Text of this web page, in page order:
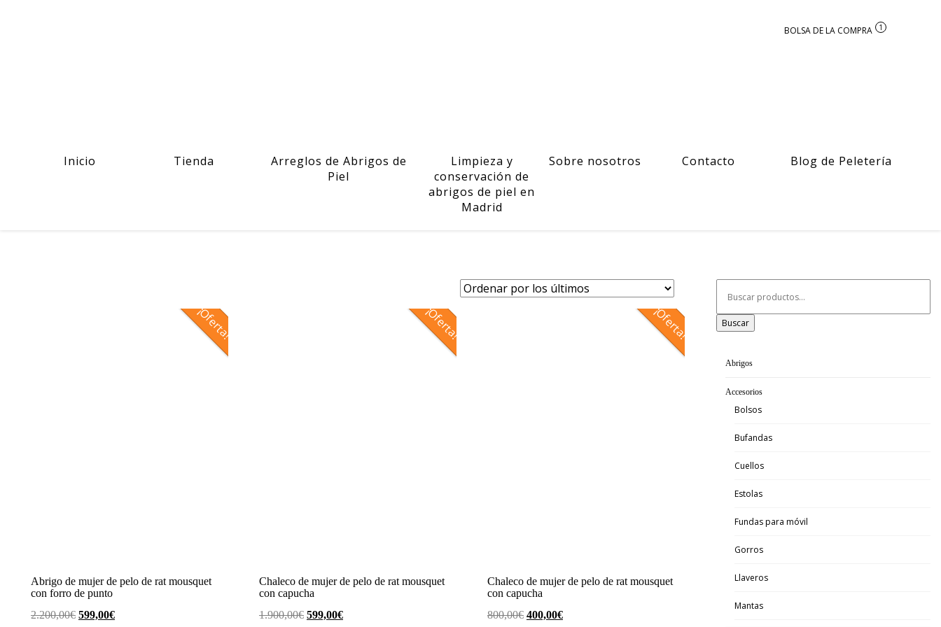
Inicio Tienda
Arreglos de Abrigos de
Piel
Limpieza y
conservación de
abrigos de piel en
Madrid
Sobre nosotros Contacto Blog de Peletería
1
¡Oferta!
Abrigo de mujer de pelo de rat mousquet
con forro de punto
2.200,00€ El
599,00€El
¡Oferta!
Chaleco de mujer de pelo de rat mousquet
con capucha
1.900,00€ El
599,00€El
¡Oferta!
Chaleco de mujer de pelo de rat mousquet
con capucha
800,00€ El
400,00€El
Buscar
Abrigos
Accesorios
Bolsos
Bufandas
Cuellos
Estolas
Fundas para móvil
Gorros
Llaveros
Mantas